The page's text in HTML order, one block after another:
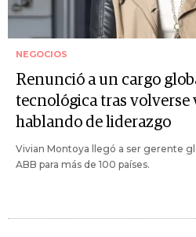
NEGOCIOS
Renunció a un cargo
tecnológica tras volverse
hablando de liderazgo
Vivian Montoya llegó a ser gerente
ABB para más de 100 países.